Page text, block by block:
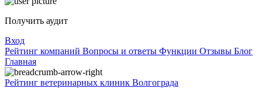
Получить аудит
Вход
Рейтинг компаний Вопросы и ответы Функции Отзывы Блог
Главная
Рейтинг ветеринарных клиник Волгограда